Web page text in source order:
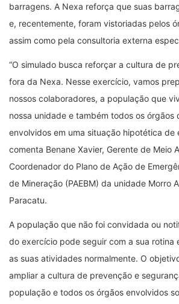
barragens. A Nexa reforça que suas
e, recentemente, foram vistoriadas pelos
assim como pela consultoria externa
“O simulado busca reforçar a cultura de
fora da Nexa. Nesse exercício, vamos
nossos colaboradores, a população que
nossa unidade e também todos os órgãos
envolvidos em uma situação hipotética de
comenta Benane Xavier, Gerente de Meio
Coordenador do Plano de Ação de
de Mineração (PAEBM) da unidade Morro
Paracatu.
A população que não foi convidada ou
do exercício pode seguir com a sua rotina
as suas atividades normalmente. O
ampliar a cultura de prevenção e
população e todos os órgãos envolvidos